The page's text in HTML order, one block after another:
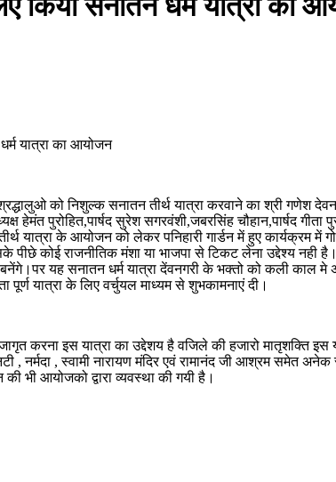
किया सनातन धर्म यात्रा का
यात्रा का आयोजन
को निशुल्क सनातन तीर्थ यात्रा करवाने का श्री गणेश
पुरोहित,पार्षद सुरेश सगरवंशी,जबरसिंह चौहान,पार्षद गीता
यात्रा के आयोजन को लेकर पनिहारी गार्डन में हुए
पीछे कोई राजनीतिक मंशा या भाजपा से टिकट लेना उद्देश्य नही
यह सनातन धर्म यात्रा देंवनगरी के भक्तो को कली काल मे
पूर्ण यात्रा के लिए वर्चुयल माध्यम से शुभकामनाएं दी।
करना इस यात्रा का उद्देशय है वजिले की हजारो मातृशक्ति इस
, नर्मदा , स्वामी नारायण मंदिर एवं रामानंद जी आश्रम समेत
भी आयोजको द्वारा व्यवस्था की गयी है।